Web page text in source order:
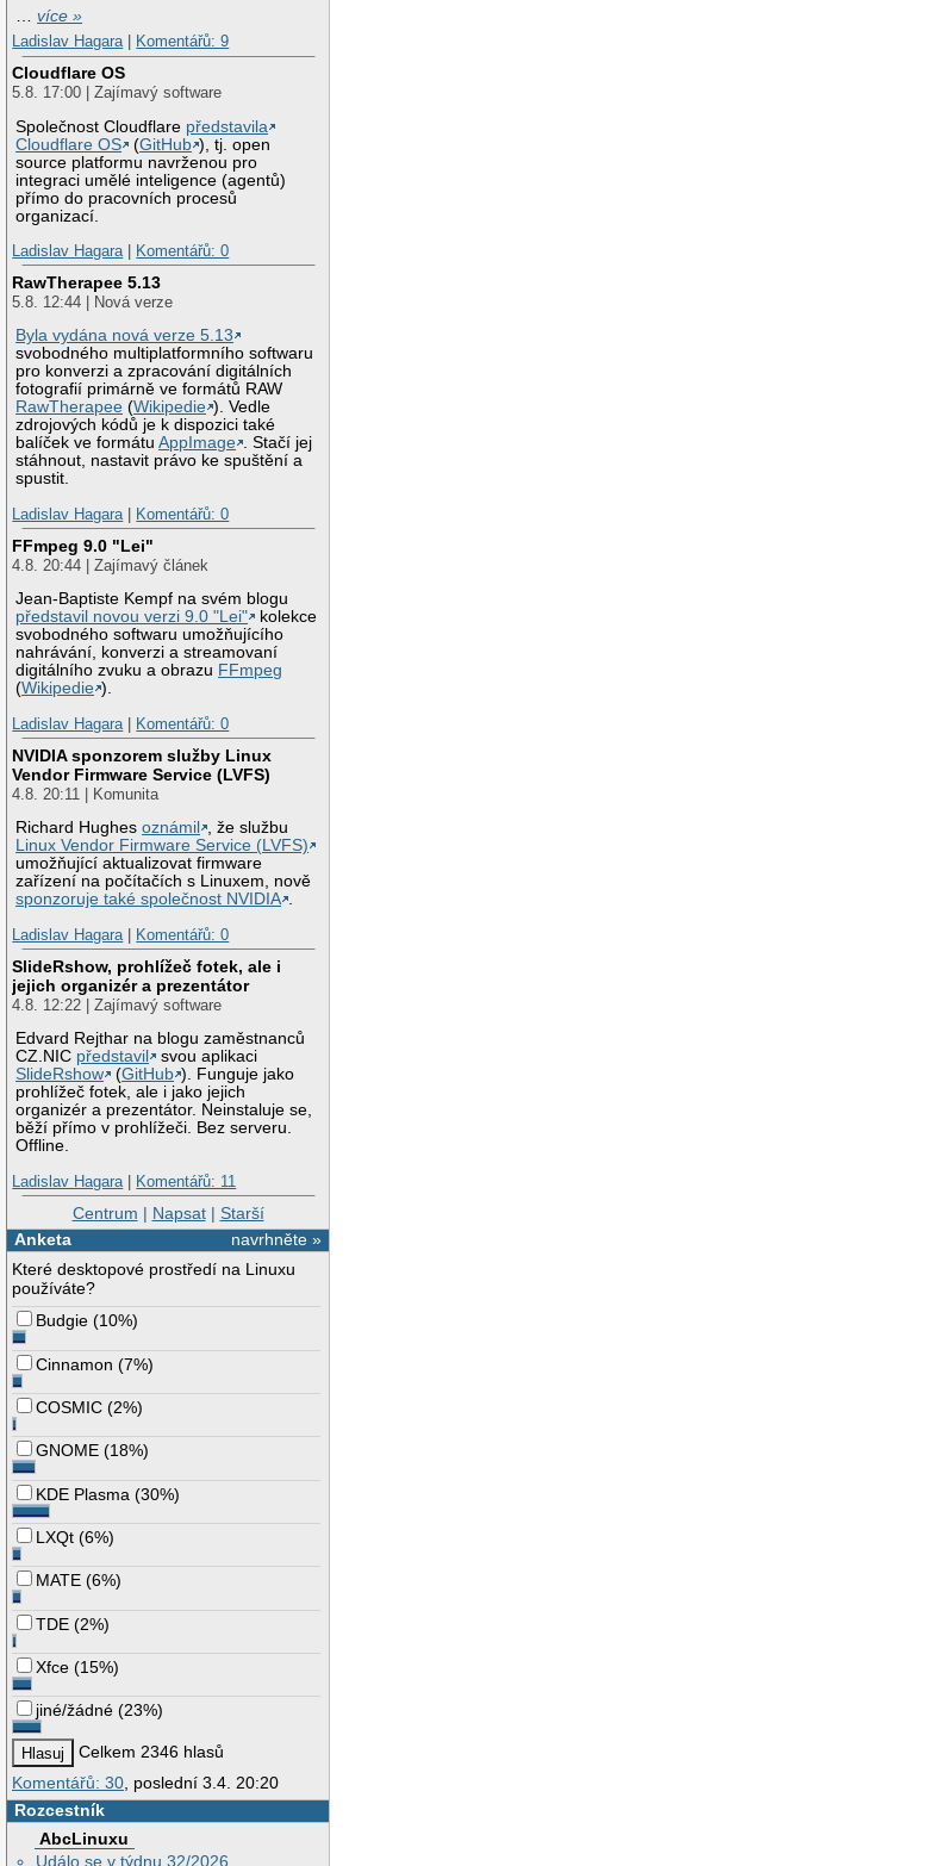
…více »
Ladislav Hagara| Komentářů: 9
Cloudflare OS
5.8. 17:00 | Zajímavý software
Společnost Cloudflare představila
Cloudflare OS
(GitHub ), tj. open
source platformu navrženou pro
integraci umělé inteligence (agentů)
přímo do pracovních procesů
organizací.
Ladislav Hagara| Komentářů: 0
RawTherapee 5.13
5.8. 12:44 | Nová verze
Byla vydána nová verze 5.13
svobodného multiplatformního softwaru
pro konverzi a zpracování digitálních
fotografií primárně ve formátů RAW
RawTherapee (Wikipedie ). Vedle
zdrojových kódů je k dispozici také
balíček ve formátuAppImage . Stačí jej
stáhnout, nastavit právo ke spuštění a
spustit.
Ladislav Hagara| Komentářů: 0
FFmpeg 9.0 "Lei"
4.8. 20:44 | Zajímavý článek
Jean-Baptiste Kempf na svém blogu
představil novou verzi 9.0 "Lei"
kolekce
svobodného softwaru umožňujícího
nahrávání, konverzi a streamovaní
digitálního zvuku a obrazu FFmpeg
(Wikipedie ).
Ladislav Hagara| Komentářů: 0
NVIDIA sponzorem služby Linux
Vendor Firmware Service (LVFS)
4.8. 20:11 | Komunita
Richard Hughesoznámil
, že službu
Linux Vendor Firmware Service (LVFS)
umožňující aktualizovat firmware
zařízení na počítačích s Linuxem, nově
sponzoruje také společnost NVIDIA .
Ladislav Hagara| Komentářů: 0
SlideRshow, prohlížeč fotek, ale i
jejich organizér a prezentátor
4.8. 12:22 | Zajímavý software
Edvard Rejthar na blogu zaměstnanců
CZ.NIC představil
svou aplikaci
SlideRshow
(GitHub ). Funguje jako
prohlížeč fotek, ale i jako jejich
organizér a prezentátor. Neinstaluje se,
běží přímo v prohlížeči. Bez serveru.
Offline.
Ladislav Hagara| Komentářů: 11
Centrum | Napsat| Starší
navrhněte »
Anketa
Které desktopové prostředí na Linuxu
používáte?
Budgie (10%)
Cinnamon (7%)
COSMIC (2%)
GNOME (18%)
KDE Plasma (30%)
LXQt (6%)
MATE (6%)
TDE (2%)
Xfce (15%)
jiné/žádné (23%)
Celkem 2346 hlasů
Komentářů: 30 , poslední 3.4. 20:20
Rozcestník
AbcLinuxu
Událo se v týdnu 32/2026